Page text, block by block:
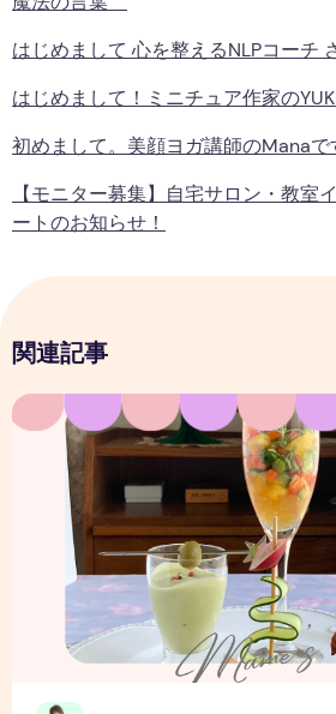
はじめまして 心を整えるNLPコーチ
はじめまして！ミニチュア作家の
初めまして。美顔ヨガ講師のmana
【モニター募集】自宅サロン・教室
ートのお知らせ！
関連記事
一皿で心がときめく、クリスマス前